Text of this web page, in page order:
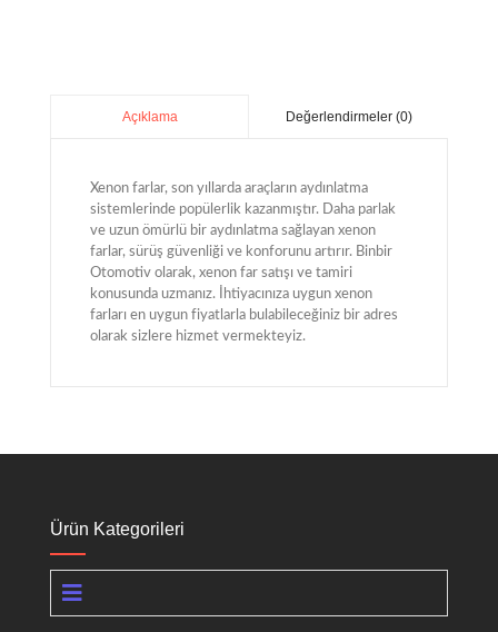
Açıklama Değerlendirmeler (0)
Xenon farlar, son yıllarda araçların aydınlatma
sistemlerinde popülerlik kazanmıştır. Daha parlak
ve uzun ömürlü bir aydınlatma sağlayan xenon
farlar, sürüş güvenliği ve konforunu artırır. Binbir
Otomotiv olarak, xenon far satışı ve tamiri
konusunda uzmanız. İhtiyacınıza uygun xenon
farları en uygun fiyatlarla bulabileceğiniz bir adres
olarak sizlere hizmet vermekteyiz.
Ürün Kategorileri